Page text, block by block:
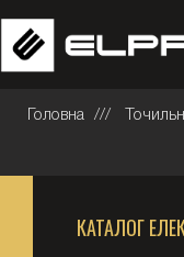
Головна
КАТАЛОГ